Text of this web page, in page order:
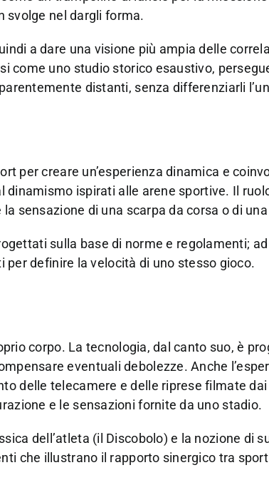
svolge nel dargli forma.
a dare una visione più ampia delle
come uno studio storico esaustivo,
distanti, senza differenziarli
per creare un’esperienza dinamica e
dinamismo ispirati alle arene sportive. Il
sensazione di una scarpa da corsa o di
sulla base di norme e regolamenti;
definire la velocità di uno stesso gioco.
corpo. La tecnologia, dal canto suo, è
eventuali debolezze. Anche
delle telecamere e delle riprese filmate
e le sensazioni fornite da uno stadio.
dell’atleta (il Discobolo) e la nozione di
che illustrano il rapporto sinergico tra